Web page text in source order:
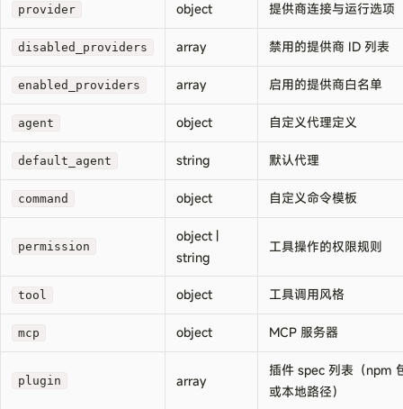
provider object 提供商连接与运行选项
disabled_providers array 禁用的提供商 ID 列表
enabled_providers array 启用的提供商白名单
agent object 自定义代理定义
default_agent string 默认代理
command object 自定义命令模板
permission
object |
string
工具操作的权限规则
tool object 工具调用风格
mcp object MCP 服务器
plugin array
插件 spec 列表（npm
或本地路径）